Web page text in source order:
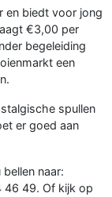
en biedt voor jong
€3,00 per
begeleiding
een
spullen
er goed aan
naar:
46 49. Of kijk op